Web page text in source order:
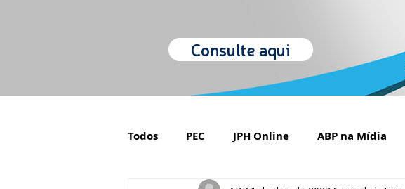
Consulte aqui
Todos PEC JPH Online ABP na Mídia